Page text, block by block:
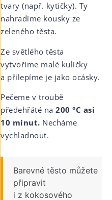
tvary (např. kytičky). Ty
nahradíme kousky ze
zeleného těsta.
Ze světlého těsta
vytvoříme malé kuličky
a přilepíme je jako ocásky.
Pečeme v troubě
předehřáté na200 °C asi
10 minut. Necháme
vychladnout.
Barevné těsto můžete
připravit
i z kokosového